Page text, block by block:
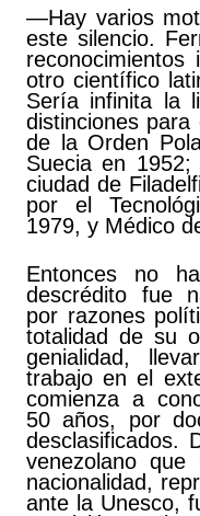
—Hay varios
este silencio.
reconocimientos
otro científico
Sería infinita la
distinciones para
de la Orden
Suecia en
ciudad de
por el
1979, y Médico
Entonces no
descrédito fue
por razones
totalidad de su
genialidad,
trabajo en el
comienza a
50 años, por
desclasificados.
venezolano
nacionalidad,
ante la Unesco,